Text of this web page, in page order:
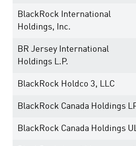
BlackRock International
Holdings, Inc.
BR Jersey International
Holdings L.P.
BlackRock Holdco 3, LLC
BlackRock Canada Holdings
BlackRock Canada Holdings